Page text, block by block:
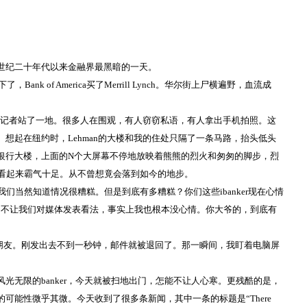
二十年代以来金融界最黑暗的一天。
了， Bank of America买了Merrill Lynch。华尔街上尸横遍野，血流成
者站了一地。很多人在围观，有人窃窃私语，有人拿出手机拍照。这
想起在纽约时， Lehman的大楼和我的住处只隔了一条马路，抬头低头
行大楼，上面的N个大屏幕不停地放映着熊熊的烈火和匆匆的脚步，烈
起来霸气十足。从不曾想竟会落到如今的地步。
们当然知道情况很糟糕。但是到底有多糟糕？你们这些ibanker现在心情
让我们对媒体发表看法，事实上我也根本没心情。你大爷的，到底有
友。刚发出去不到一秒钟，邮件就被退回了。那一瞬间，我盯着电脑屏
光无限的banker，今天就被扫地出门，怎能不让人心寒。更残酷的是，
能性微乎其微。今天收到了很多条新闻，其中一条的标题是“There